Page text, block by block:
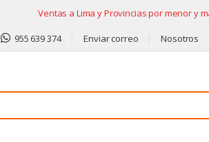
Ventas a Lima y Provincias por menor y
955 639 374 Enviar correo Nosotros